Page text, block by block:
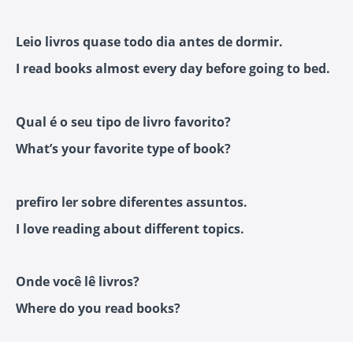
Leio livros quase todo dia antes de dormir.
I read books almost every day before going to bed.
Qual é o seu tipo de livro favorito?
What’s your favorite type of book?
prefiro ler sobre diferentes assuntos.
I love reading about different topics.
Onde você lê livros?
Where do you read books?